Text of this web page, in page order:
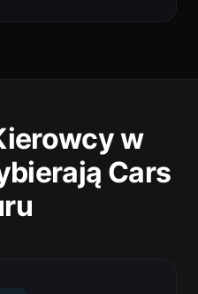
w
Cars